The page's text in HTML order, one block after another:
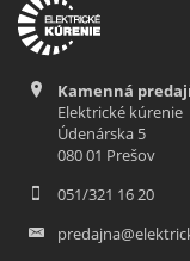
Kamenná
Elektrické kúrenie
Údenárska 5
080 01 Prešov
051/321 16 20